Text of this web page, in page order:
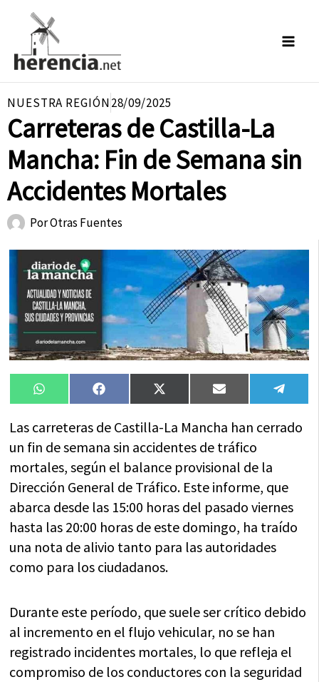
contenido
NUESTRA REGIÓN28/09/2025
Carreteras de Castilla-La
Mancha: Fin de Semana sin
Accidentes Mortales
PorOtras Fuentes
Compartir
en
WhatsAppCompartir
en
FacebookCompartir
en
X
(Twitter)
Compartir
en
Email
en
Las carreteras de Castilla-La Mancha han cerrado
un fin de semana sin accidentes de tráfico
mortales, según el balance provisional de la
Dirección General de Tráfico. Este informe, que
abarca desde las 15:00 horas del pasado viernes
hasta las 20:00 horas de este domingo, ha traído
una nota de alivio tanto para las autoridades
como para los ciudadanos.
Durante este período, que suele ser crítico debido
al incremento en el flujo vehicular, no se han
registrado incidentes mortales, lo que refleja el
compromiso de los conductores con la seguridad